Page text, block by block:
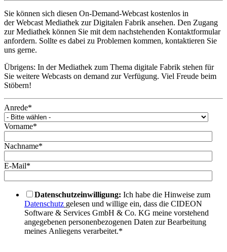
Sie können sich diesen On-Demand-Webcast kostenlos in
der Webcast Mediathek zur Digitalen Fabrik ansehen. Den Zugang
zur Mediathek können Sie mit dem nachstehenden Kontaktformular
anfordern. Sollte es dabei zu Problemen kommen, kontaktieren Sie
uns gerne.
Übrigens: In der Mediathek zum Thema digitale Fabrik stehen für
Sie weitere Webcasts on demand zur Verfügung. Viel Freude beim
Stöbern!
Anrede*
Vorname*
Nachname*
E-Mail*
Datenschutzeinwilligung: Ich habe die Hinweise zum
Datenschutz gelesen und willige ein, dass die CIDEON
Software & Services GmbH & Co. KG meine vorstehend
angegebenen personenbezogenen Daten zur Bearbeitung
meines Anliegens verarbeitet.*